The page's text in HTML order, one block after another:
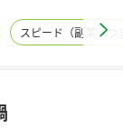
スピード（副菜・つ